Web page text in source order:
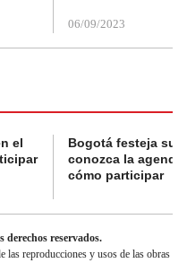
06/09/2023
el
Bogotá festeja su
conozca la
cómo participar
reservados.
reproducciones y usos de las obras